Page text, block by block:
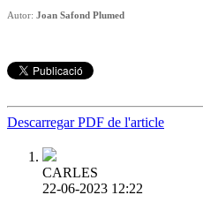
Autor: Joan Safond Plumed
Descarregar PDF de l'article
CARLES
22-06-2023 12:22